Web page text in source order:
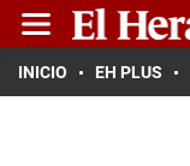
INICIO EH PLUS